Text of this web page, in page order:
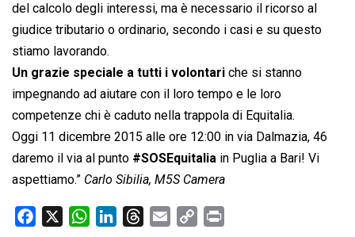
del calcolo degli interessi, ma è necessario il ricorso al
giudice tributario o ordinario, secondo i casi e su questo
stiamo lavorando.
Un grazie speciale a tutti i volontari che si stanno
impegnando ad aiutare con il loro tempo e le loro
competenze chi è caduto nella trappola di Equitalia.
Oggi 11 dicembre 2015 alle ore 12:00 in via Dalmazia, 46
daremo il via al punto #SOSEquitalia in Puglia a Bari! Vi
aspettiamo.” Carlo Sibilia, M5S Camera
W